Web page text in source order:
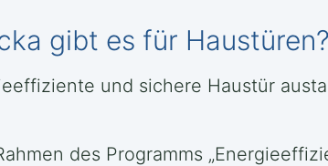
gibt es für Haustüren?
und sichere Haustür
des Programms